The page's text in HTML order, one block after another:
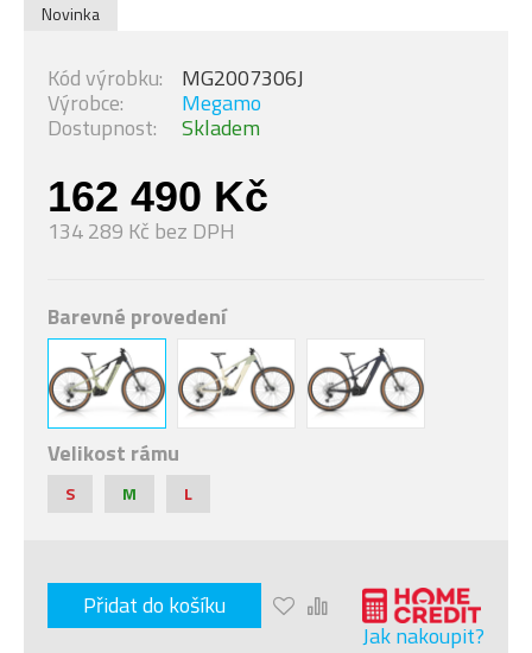
Novinka
162 490 Kč
134 289 Kč bez DPH
Dostupnost: Skladem
Výrobce: Megamo
Kód výrobku: MG2007306J
Barevné provedení
Velikost rámu
S M L
Přidat do košíku
Jak nakoupit?